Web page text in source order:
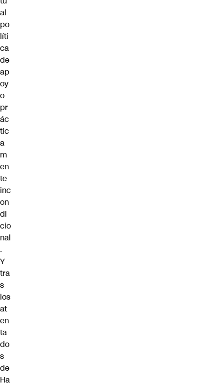
al
po
líti
ca
de
ap
oy
o
pr
ác
tic
a
m
en
te
inc
on
di
cio
nal
.
Y
tra
s
los
at
en
ta
do
s
de
Ha